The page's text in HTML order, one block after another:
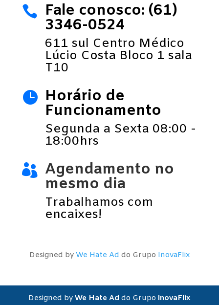
 Fale conosco: (61)
3346-0524
611 sul Centro Médico
Lúcio Costa Bloco 1 sala
T10
 Horário de
Funcionamento
Segunda a Sexta 08:00 -
18:00hrs
 Agendamento no
mesmo dia
Trabalhamos com
encaixes!
Designed by We Hate Ad do Grupo InovaFlix
Designed byWe Hate Ad do Grupo InovaFlix